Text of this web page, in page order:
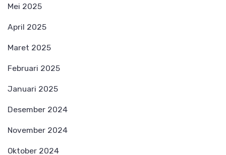
Mei 2025
April 2025
Maret 2025
Februari 2025
Januari 2025
Desember 2024
November 2024
Oktober 2024